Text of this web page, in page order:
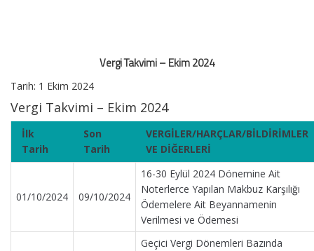
Vergi Takvimi – Ekim 2024
Tarih: 1 Ekim 2024
Vergi Takvimi – Ekim 2024
İlk
Tarih
Son
Tarih
VERGİLER/HARÇLAR/BİLDİRİMLER
VE DİĞERLERİ
01/10/2024 09/10/2024
16-30 Eylül 2024 Dönemine Ait
Noterlerce Yapılan Makbuz Karşılığı
Ödemelere Ait Beyannamenin
Verilmesi ve Ödemesi
Geçici Vergi Dönemleri Bazında